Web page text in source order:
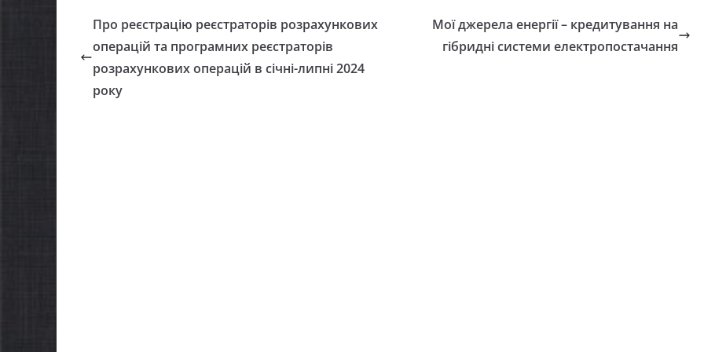
Про реєстрацію реєстраторів розрахункових
операцій та програмних реєстраторів
розрахункових операцій в січні-липні 2024
року
Мої джерела енергії – кредитування на
гібридні системи електропостачання
обов’язкову евакуацію
населення
05.08.2026 gormr
скликання